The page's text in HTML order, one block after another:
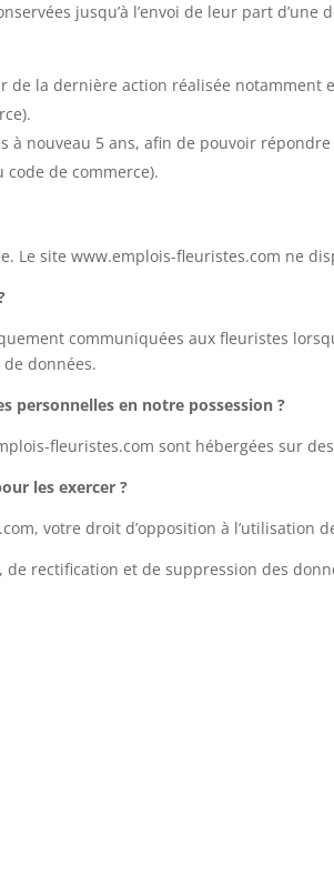
jusqu’à l’envoi de leur part
de la dernière action réalisée
à nouveau 5 ans, afin de pouvoir
de commerce).
Le site www.emplois-fleuristes.com ne
communiquées aux fleuristes
données.
personnelles en notre possession ?
fleuristes.com sont hébergées sur
les exercer ?
votre droit d’opposition à l’utilisation
de rectification et de suppression des